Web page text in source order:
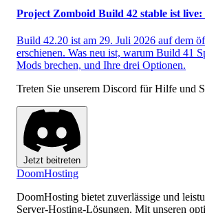
Project Zomboid Build 42 stable ist
Build 42.20 ist am 29. Juli 2026 auf dem
erschienen. Was neu ist, warum Build 41
Mods brechen, und Ihre drei Optionen.
Treten Sie unserem Discord für Hilfe und
Jetzt beitreten
DoomHosting
DoomHosting bietet zuverlässige und
Server-Hosting-Lösungen. Mit unseren